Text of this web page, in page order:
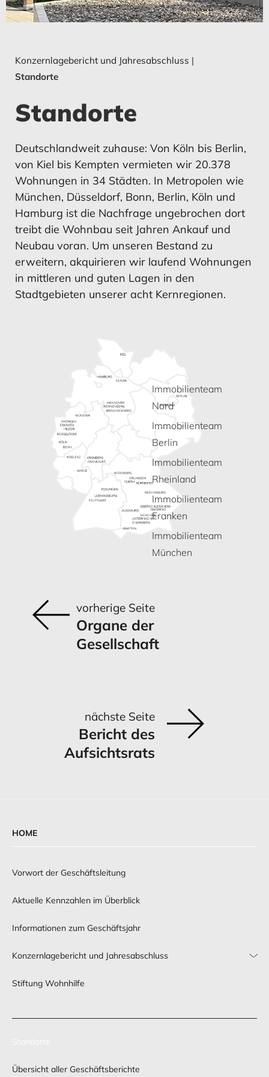
Verlustrechnung
MEHR ERFAHREN
MEHR ERFAHREN
Entwicklung des
Konzernanlagevermögens
Konzernanhang
Bestätigungsvermerk
MEHR ERFAHREN
MEHR ERFAHREN
MEHR ERFAHREN
Vermögens- und Ertragslage
MEHR ERFAHREN
MEHR ERFAHREN
Ausblick
Konzernlagebericht und Jahresabschluss |
Standorte
Standorte
Deutschlandweit zuhause: Von Köln bis Berlin,
von Kiel bis Kempten vermieten wir 20.378
Wohnungen in 34 Städten. In Metropolen wie
München, Düsseldorf, Bonn, Berlin, Köln und
Hamburg ist die Nachfrage ungebrochen dort
treibt die Wohnbau seit Jahren Ankauf und
Neubau voran. Um unseren Bestand zu
erweitern, akquirieren wir laufend Wohnungen
in mittleren und guten Lagen in den
Stadtgebieten unserer acht Kernregionen.
Immobilienteam
Nord
Immobilienteam
Berlin
Immobilienteam
Rheinland
Immobilienteam
Franken
Immobilienteam
München
vorherige Seite
Organe der
Gesellschaft
nächste Seite
Bericht des
Aufsichtsrats
HOME
Vorwort der Geschäftsleitung
Aktuelle Kennzahlen im Überblick
Informationen zum Geschäftsjahr
Konzernlagebericht und Jahresabschluss
Stiftung Wohnhilfe
Übersicht aller Geschäftsberichte
Verlustrechnung
MEHR ERFAHREN
MEHR ERFAHREN
Entwicklung des
Konzernanlagevermögens
Konzernanhang
Bestätigungsvermerk
MEHR ERFAHREN
MEHR ERFAHREN
MEHR ERFAHREN
Vermögens- und Ertragslage
MEHR ERFAHREN
MEHR ERFAHREN